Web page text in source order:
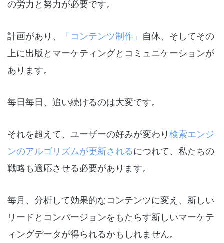
の労力と努力が必要です。
計画があり、 「コンテンツ制作」 自体、そしてその
上に出版とマーケティングとコミュニケーションが
あります。
毎日毎日、追い続けるのは大変です。
それを超えて、ユーザーの好みが変わり検索エンジ
ンのアルゴリズムが更新されるにつれて、私たちの
戦略も適応させる必要があります。
毎月、分析して効果的なコンテンツに変え、新しい
リードとコンバージョンをもたらす新しいマーケテ
ィングデータが得られるかもしれません。